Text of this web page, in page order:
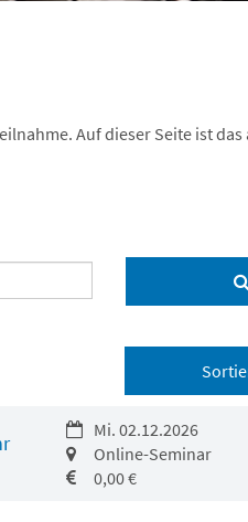
Auf dieser Seite ist
Mi. 02.12.2026
Online-Seminar
0,00 €